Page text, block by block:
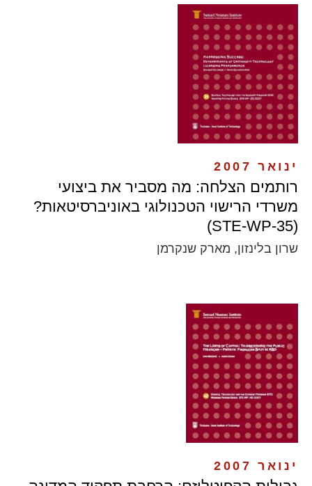
ינואר 2007
רותמים הצלחה: מה מסביר את ביצועי
משרדי הרישוי הטכנולוגי באוניברסיטאות?
(STE-WP-35)
שרון בלינזון, מארק שנקרמן
ינואר 2007